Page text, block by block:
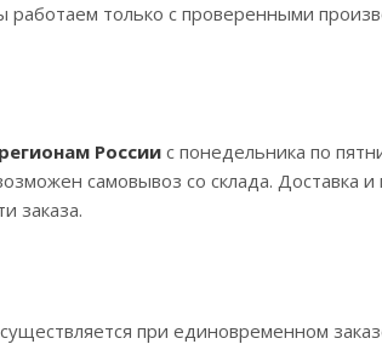
работаем только с проверенными
России с понедельника по
самовывоз со склада.
заказа.
при единовременном